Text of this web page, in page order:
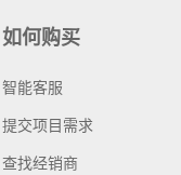
如何购买
智能客服
提交项目需求
查找经销商